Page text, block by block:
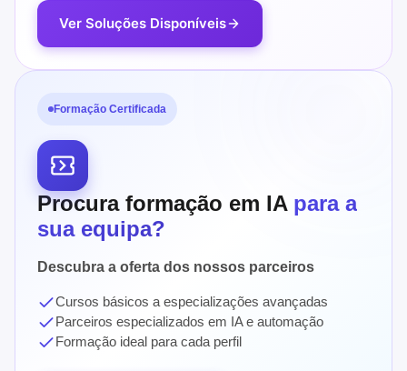
Ver Soluções Disponíveis
Formação Certificada
Procura formação em IA para a
sua equipa?
Descubra a oferta dos nossos parceiros
Cursos básicos a especializações avançadas
Parceiros especializados em IA e automação
Formação ideal para cada perfil